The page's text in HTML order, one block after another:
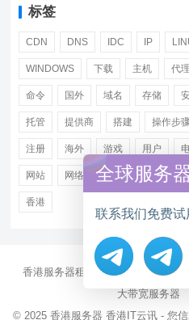
标签
CDN DNS IDC IP
WINDOWS 下载 主机 代
命令 国外 域名 存储
托管 提供商 搭建 操作步
注册 海外 游戏 用户
网站 网络 腾讯 虚拟主机
香港
香港服务器租用 海外CN2服务器
大带宽服务器
© 2025 香港服务器 香港IT云讯 - 您
全球服务
联系我们免费